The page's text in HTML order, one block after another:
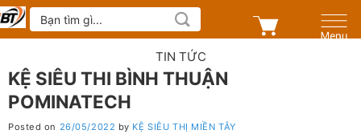
Skip
to
Tìm
kiếm:
TIN TỨC
KỆ SIÊU THI BÌNH THUẬN
POMINATECH
Posted on 26/05/2022 by KỆ SIÊU THỊ MIỀN TÂY